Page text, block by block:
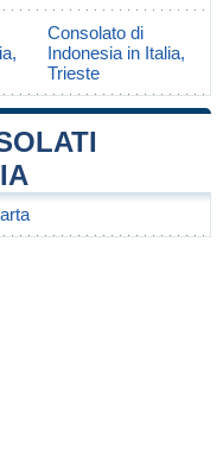
Consolato di
Indonesia in Italia,
Trieste